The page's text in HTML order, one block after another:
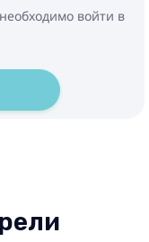
войти в